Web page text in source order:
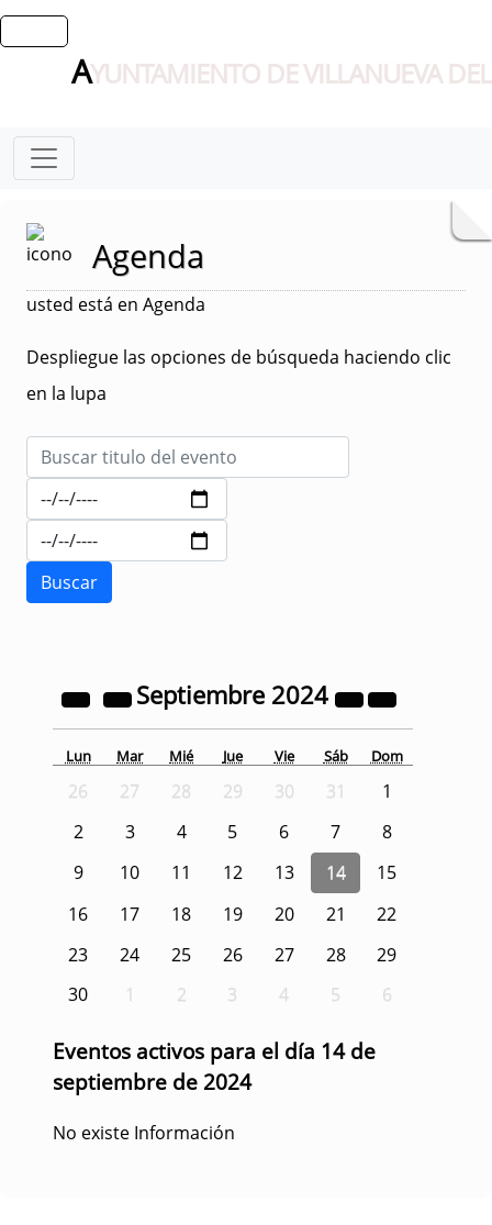
AYUNTAMIENTO DE VILLANUEVA
Agenda
usted está en Agenda
Despliegue las opciones de búsqueda haciendo clic
en la lupa
Septiembre 2024
Lun Mar Mié Jue Vie Sáb Dom
26 27 28 29 30 31
1
2
3 4 5 6 7
8
9
10 11 12 13 14
15
16
17 18 19 20 21
22
23
24 25 26 27 28
29
30
1 2 3 4 5 6
Eventos activos para el día 14 de
septiembre de 2024
No existe Información